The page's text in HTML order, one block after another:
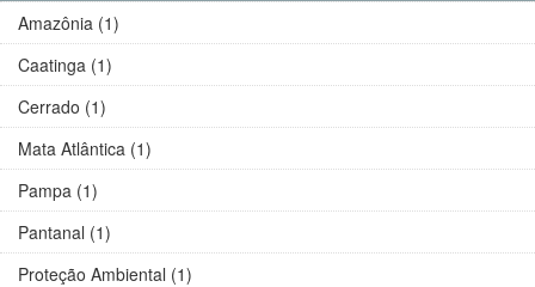
Amazônia (1)
Caatinga (1)
Cerrado (1)
Mata Atlântica (1)
Pampa (1)
Pantanal (1)
Proteção Ambiental (1)